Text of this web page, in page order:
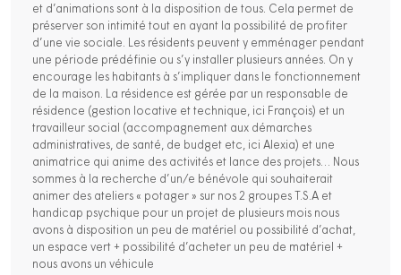
et d’animations sont à la disposition de tous. Cela permet de
préserver son intimité tout en ayant la possibilité de profiter
d’une vie sociale. Les résidents peuvent y emménager pendant
une période prédéfinie ou s’y installer plusieurs années. On y
encourage les habitants à s’impliquer dans le fonctionnement
de la maison. La résidence est gérée par un responsable de
résidence (gestion locative et technique, ici François) et un
travailleur social (accompagnement aux démarches
administratives, de santé, de budget etc, ici Alexia) et une
animatrice qui anime des activités et lance des projets… Nous
sommes à la recherche d’un/e bénévole qui souhaiterait
animer des ateliers « potager » sur nos 2 groupes T.S.A et
handicap psychique pour un projet de plusieurs mois nous
avons à disposition un peu de matériel ou possibilité d’achat,
un espace vert + possibilité d’acheter un peu de matériel +
nous avons un véhicule